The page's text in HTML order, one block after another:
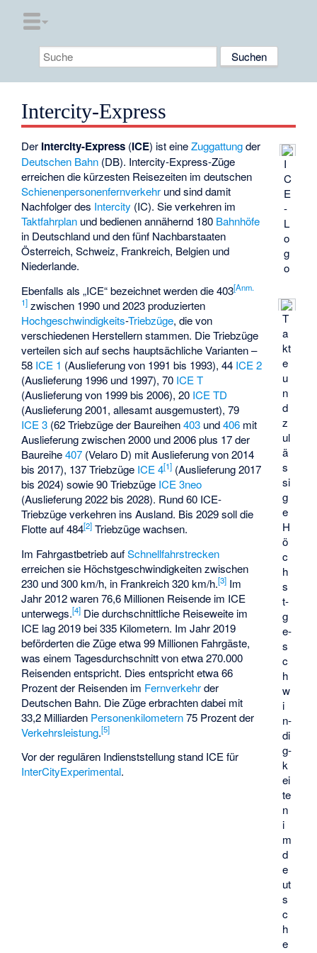
Intercity-Express
I
C
E
-
L
o
g
o
T
a
kt
e
u
n
d
z
ul
ä
s
si
g
e
H
ö
c
h
s
t­
g
e­
s
c
h
w
i
n­
di
g­
k
ei
te
n
i
m
d
e
ut
s
c
h
e
Der Intercity-Express (ICE) ist eineZuggattungder
Deutschen Bahn (DB). Intercity-Express-Züge
erreichen die kürzesten Reisezeiten im deutschen
Schienenpersonenfernverkehr und sind damit
Nachfolger des Intercity (IC). Sie verkehren im
Taktfahrplan und bedienen annähernd 180 Bahnhöfe
in Deutschland und den fünf Nachbarstaaten
Österreich, Schweiz, Frankreich, Belgien und
Niederlande.
Ebenfalls als „ICE“ bezeichnet werden die 403[Anm.
1] zwischen 1990 und 2023 produzierten
Hochgeschwindigkeits-Triebzüge, die von
verschiedenen Herstellern stammen. Die Triebzüge
verteilen sich auf sechs hauptsächliche Varianten –
58 ICE 1 (Auslieferung von 1991 bis 1993), 44 ICE 2
(Auslieferung 1996 und 1997), 70 ICE T
(Auslieferung von 1999 bis 2006), 20 ICE TD
(Auslieferung 2001, allesamt ausgemustert), 79
ICE 3 (62 Triebzüge der Baureihen403 und406 mit
Auslieferung zwischen 2000 und 2006 plus 17 der
Baureihe407 (Velaro D) mit Auslieferung von 2014
bis 2017), 137 Triebzüge ICE 4[1] (Auslieferung 2017
bis 2024) sowie 90 Triebzüge ICE 3neo
(Auslieferung 2022 bis 2028). Rund 60 ICE-
Triebzüge verkehren ins Ausland. Bis 2029 soll die
Flotte auf 484[2] Triebzüge wachsen.
Im Fahrgastbetrieb aufSchnellfahrstrecken
erreichen sie Höchstgeschwindigkeiten zwischen
230 und 300 km/h, in Frankreich 320 km/h.[3] Im
Jahr 2012 waren 76,6 Millionen Reisende im ICE
unterwegs.[4] Die durchschnittliche Reiseweite im
ICE lag 2019 bei 335 Kilometern. Im Jahr 2019
beförderten die Züge etwa 99 Millionen Fahrgäste,
was einem Tagesdurchschnitt von etwa 270.000
Reisenden entspricht. Dies entspricht etwa 66
Prozent der Reisenden im Fernverkehrder
Deutschen Bahn. Die Züge erbrachten dabei mit
33,2 Milliarden Personenkilometern75 Prozent der
Verkehrsleistung.[5]
Vor der regulären Indienststellung stand ICE für
InterCityExperimental.